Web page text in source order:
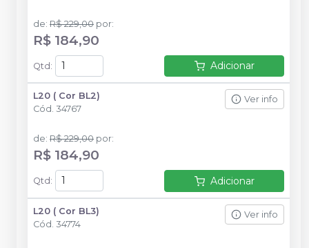
de: R$ 229,00 por:
R$ 184,90
Qtd: Adicionar
L20 ( Cor BL2)
Cód. 34767
Ver info
de: R$ 229,00 por:
R$ 184,90
Qtd : Adicionar
L20 ( Cor BL3)
Cód. 34774
Ver info